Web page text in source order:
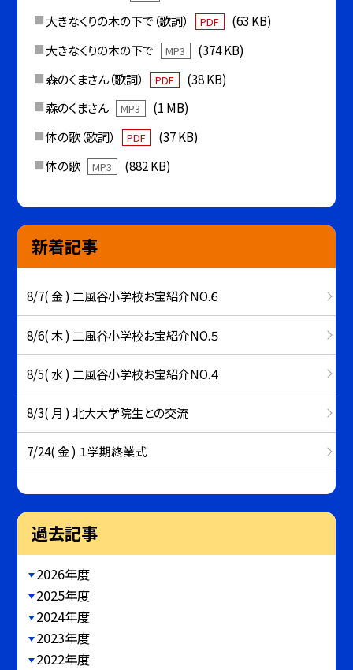
大きなくりの木の下で（歌詞）
PDF
(63 KB)
大きなくりの木の下で
MP3
(374 KB)
森のくまさん（歌詞）
PDF
(38 KB)
森のくまさん
MP3
(1 MB)
体の歌（歌詞）
PDF
(37 KB)
体の歌
MP3 (882 KB)
新着記事
8/7( 金 ) 二風谷小学校お宝紹介NO.６
8/6( 木 ) 二風谷小学校お宝紹介NO.５
8/5( 水 ) 二風谷小学校お宝紹介NO.４
8/3( 月 ) 北大大学院生との交流
7/24( 金 ) １学期終業式
過去記事
2026年度
2025年度
2024年度
2023年度
2022年度